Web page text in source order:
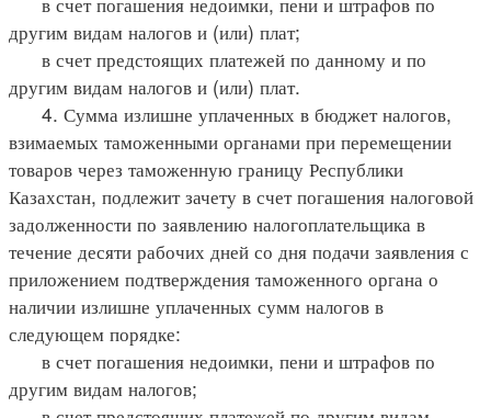
другим видам налогов и (или) плат;
в счет предстоящих платежей по данному и по
другим видам налогов и (или) плат.
4. Сумма излишне уплаченных в бюджет налогов,
взимаемых таможенными органами при перемещении
товаров через таможенную границу Республики
Казахстан, подлежит зачету в счет погашения налоговой
задолженности по заявлению налогоплательщика в
течение десяти рабочих дней со дня подачи заявления с
приложением подтверждения таможенного органа о
наличии излишне уплаченных сумм налогов в
следующем порядке:
в счет погашения недоимки, пени и штрафов по
другим видам налогов;